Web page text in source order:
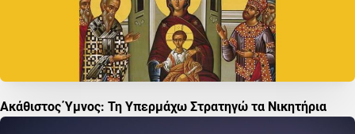
Ακάθιστος Ύμνος: Τη Υπερμάχω Στρατηγώ τα Νικητήρια